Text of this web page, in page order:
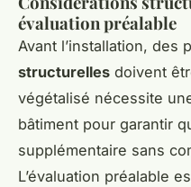
évaluation préalable
Avant l’installation, des
structurelles doivent
végétalisé nécessite
bâtiment pour garantir
supplémentaire sans
L’évaluation préalable